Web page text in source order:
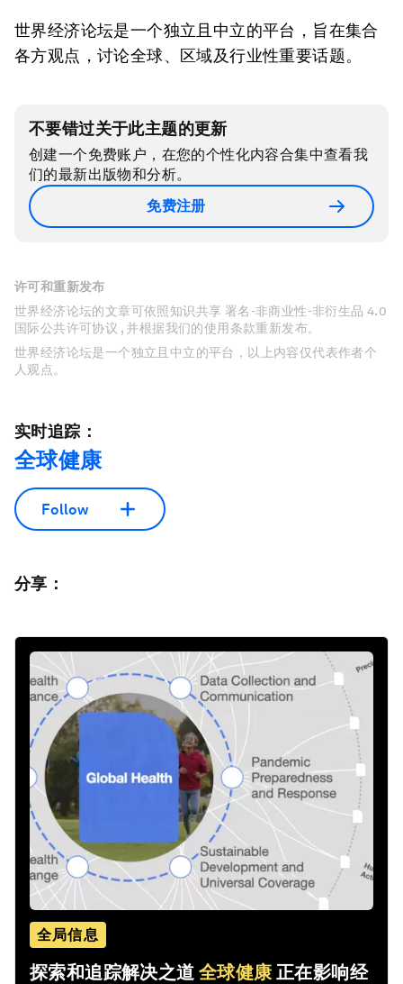
世界经济论坛是一个独立且中立的平台，旨在集合
各方观点，讨论全球、区域及行业性重要话题。
不要错过关于此主题的更新
创建一个免费账户，在您的个性化内容合集中查看我
们的最新出版物和分析。
免费注册
许可和重新发布
世界经济论坛的文章可依照知识共享 署名-非商业性-非衍生品 4.0
国际公共许可协议 , 并根据我们的使用条款重新发布。
世界经济论坛是一个独立且中立的平台，以上内容仅代表作者个
人观点。
实时追踪：
全球健康
Follow
分享：
全局信息
探索和追踪解决之道全球健康正在影响经